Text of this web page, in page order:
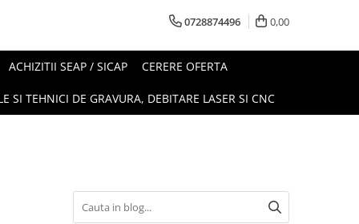
0728874496 0,00
ACHIZITII SEAP / SICAP CERERE OFERTA
SI TEHNICI DE GRAVURA, DEBITARE LASER SI CNC